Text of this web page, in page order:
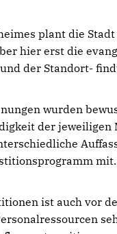
plant die
hier erst die
der Standort-
wurden
der
mit.
ist auch vor